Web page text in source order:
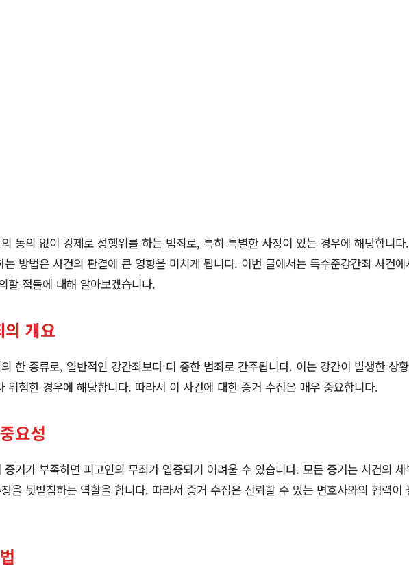
동의 없이 강제로 성행위를 하는 범죄로, 특히 특별한 사정이 있는 경우에 해당합니
는 방법은 사건의 판결에 큰 영향을 미치게 됩니다. 이번 글에서는 특수준강간죄 사건에
할 점들에 대해 알아보겠습니다.
개요
한 종류로, 일반적인 강간죄보다 더 중한 범죄로 간주됩니다. 이는 강간이 발생한 상
위험한 경우에 해당합니다. 따라서 이 사건에 대한 증거 수집은 매우 중요합니다.
요성
증거가 부족하면 피고인의 무죄가 입증되기 어려울 수 있습니다. 모든 증거는 사건의 세
을 뒷받침하는 역할을 합니다. 따라서 증거 수집은 신뢰할 수 있는 변호사와의 협력이